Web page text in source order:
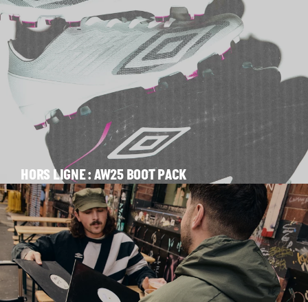
HORS LIGNE : AW25 BOOT PACK